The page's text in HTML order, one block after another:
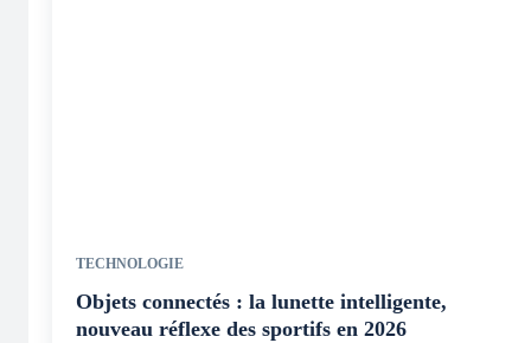
TECHNOLOGIE
Objets connectés : la lunette intelligente,
nouveau réflexe des sportifs en 2026